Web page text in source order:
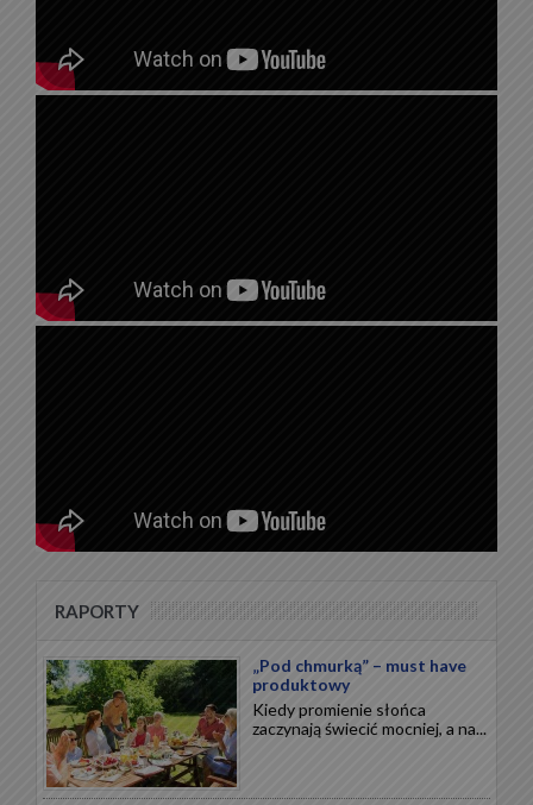
RAPORTY
„Pod chmurką” – must have
produktowy
Kiedy promienie słońca
zaczynają świecić mocniej, a na...